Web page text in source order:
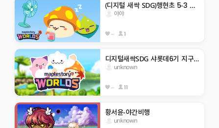
(디지털 새싹 SDG)행현초 5-3 야야 -생태계 보호-
야야
-- 1
디지털새싹SDG 샤롯데6기 지구 구하기
unknown
-- 11
황서윤-야간비행
unknown